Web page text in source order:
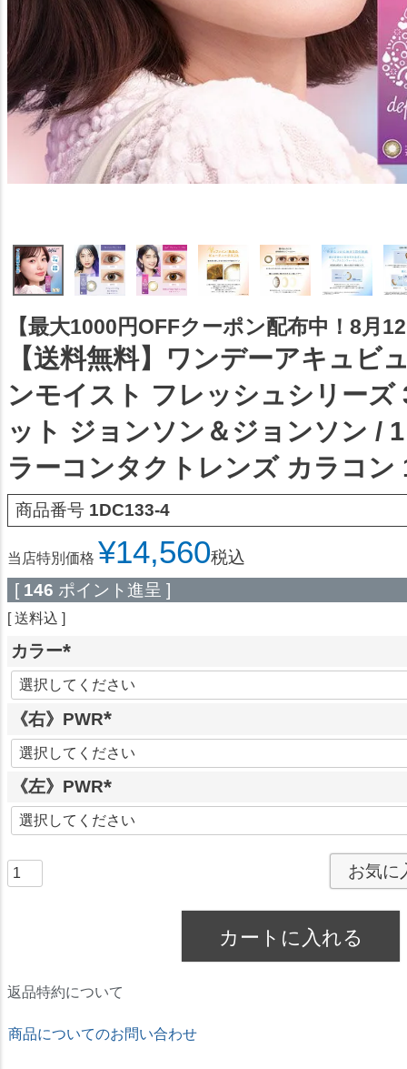
【最大1000円OFFクーポン配布中！8月
【送料無料】ワンデーアキュビ
ンモイスト フレッシュシリーズ
ット ジョンソン＆ジョンソン /
ラーコンタクトレンズ カラコン
商品番号 1DC133-4
当店特別価格 ¥14,560税込
[ 146 ポイント進呈 ]
送料込
カラー
(
必
須
)
《右》PWR
(
必
須
)
《左》PWR
(
必
お気に
カートに入れる
返品特約について
商品についてのお問い合わせ